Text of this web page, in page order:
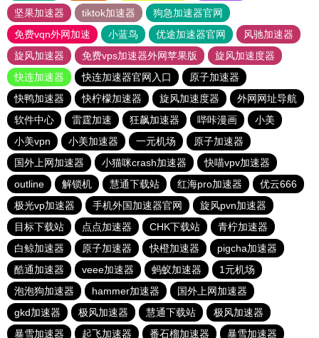
坚果加速器
tiktok加速器
狗急加速器官网
免费vqn外网加速
小蓝鸟 优途加速器官网
风驰加速器
旋风加速器
免费vps加速器外网苹果版
旋风加速度器
快连加速器
快连加速器官网入口
原子加速器
快鸭加速器
快柠檬加速器 旋风加速度器
外网网址导航
软件中心
雷霆加速 狂飙加速器 哔咔漫画
小美
小美vpn
小美加速器 一元机场
原子加速器
国外上网加速器
小猫咪crash加速器
快喵vpv加速器
outline
解锁机 慧通下载站 红海pro加速器
优云666
极光vp加速器
手机外国加速器官网
旋风pvn加速器
目标下载站
点点加速器 CHK下载站
青柠加速器
白鲸加速器
原子加速器 快橙加速器
pigcha加速器
酷通加速器
veee加速器 蚂蚁加速器
1元机场
泡泡狗加速器
hammer加速器
国外上网加速器
gkd加速器
极风加速器 慧通下载站
极风加速器
暴雪加速器
起飞加速器 番石榴加速器 暴雪加速器